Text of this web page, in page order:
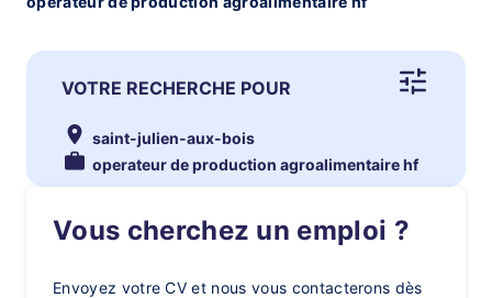
VOTRE RECHERCHE POUR
saint-julien-aux-bois
operateur de production agroalimentaire hf
Vous cherchez un emploi ?
Envoyez votre CV et nous vous contacterons dès